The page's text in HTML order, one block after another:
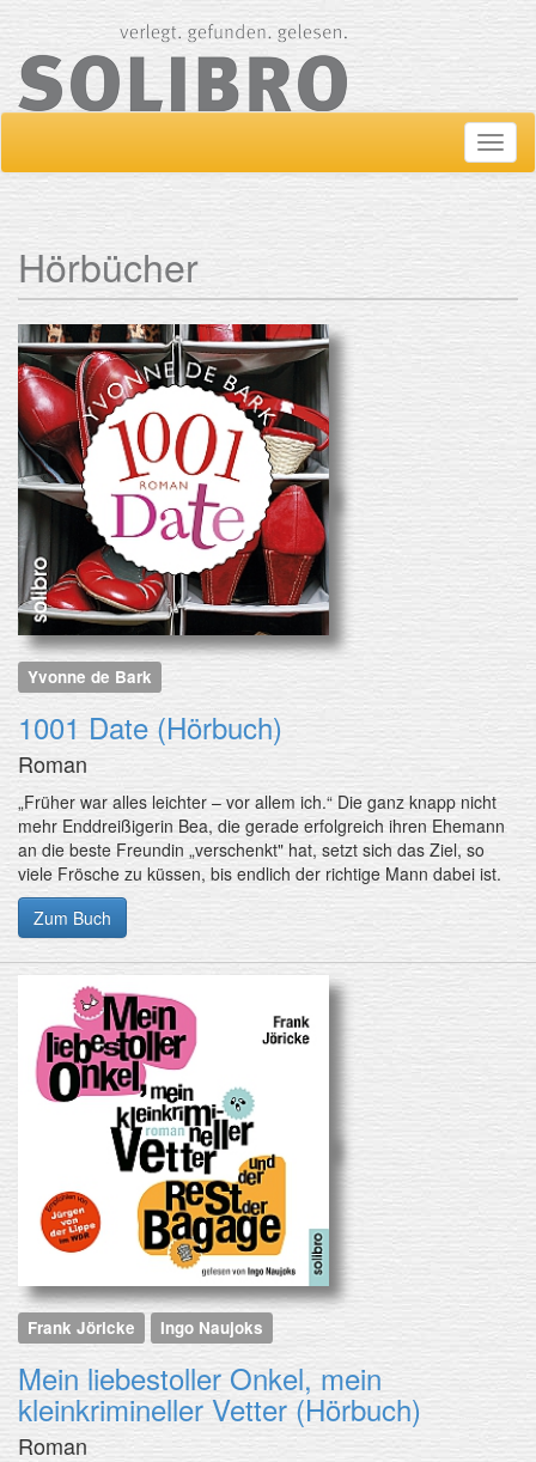
ein-/
Hörbücher
Yvonne de Bark
1001 Date (Hörbuch)
Roman
„Früher war alles leichter – vor allem ich.“ Die ganz knapp nicht
mehr Enddreißigerin Bea, die gerade erfolgreich ihren Ehemann
an die beste Freundin „verschenkt" hat, setzt sich das Ziel, so
viele Frösche zu küssen, bis endlich der richtige Mann dabei ist.
Zum Buch
Frank Jöricke Ingo Naujoks
Mein liebestoller Onkel, mein
kleinkrimineller Vetter (Hörbuch)
Roman